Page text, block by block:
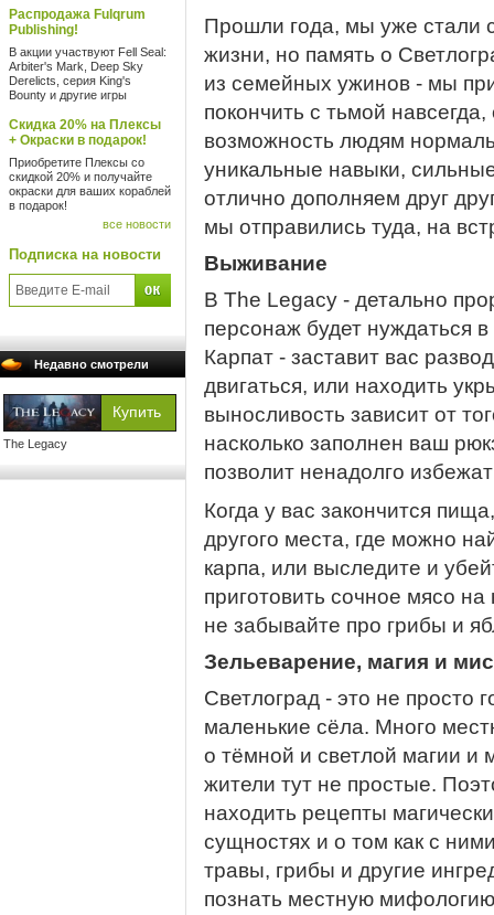
Распродажа Fulqrum
Publishing!
В акции участвуют Fell Seal:
Arbiter's Mark, Deep Sky
Derelicts, серия King's
Bounty и другие игры
Скидка 20% на Плексы
+ Окраски в подарок!
Приобретите Плексы со
скидкой 20% и получайте
окраски для ваших кораблей
в подарок!
все новости
Подписка на новости
Недавно смотрели
The Legacy
Прошли года, мы уже стали
жизни, но память о
из семейных ужинов - мы
покончить с тьмой
возможность людям
уникальные навыки,
отлично дополняем друг
мы отправились туда, на
Выживание
В The Legacy - детально
персонаж будет нуждаться
Карпат - заставит вас
двигаться, или находить
выносливость зависит от
насколько заполнен ваш
позволит ненадолго
Когда у вас закончится
другого места, где можно
карпа, или выследите и
приготовить сочное мясо
не забывайте про грибы и
Зельеварение, магия и
Светлоград - это не просто
маленькие сёла. Много
о тёмной и светлой магии и
жители тут не простые.
находить рецепты
сущностях и о том как с
травы, грибы и другие
познать местную